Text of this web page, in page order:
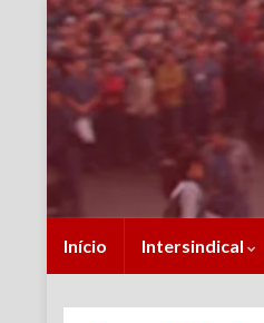
Início Intersindical